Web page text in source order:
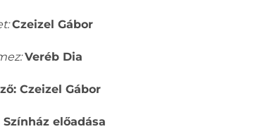
Czeizel Gábor
Veréb Dia
Czeizel Gábor
előadása